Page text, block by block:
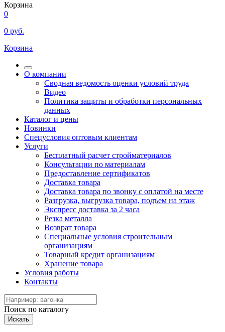
Корзина
0
0 руб.
Корзина
О компании
Сводная ведомость оценки условий труда
Видео
Политика защиты и обработки персональных
данных
Каталог и цены
Новинки
Спецусловия оптовым клиентам
Услуги
Бесплатный расчет стройматериалов
Консультации по материалам
Предоставление сертификатов
Доставка товара
Доставка товара по звонку с оплатой на месте
Разгрузка, выгрузка товара, подъем на этаж
Экспресс доставка за 2 часа
Резка металла
Возврат товара
Специальные условия строительным
организациям
Товарный кредит организациям
Хранение товара
Условия работы
Контакты
Поиск по каталогу
Искать